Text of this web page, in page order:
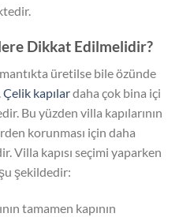
Dikkat Edilmelidir?
mantıkta üretilse bile özünde
Çelik kapılardaha çok bina içi
Bu yüzden villa kapılarının
korunması için daha
Villa kapısı seçimi yaparken
şekildedir:
tamamen kapının